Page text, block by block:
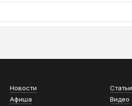
Новости
Статьи
Афиша
Видео